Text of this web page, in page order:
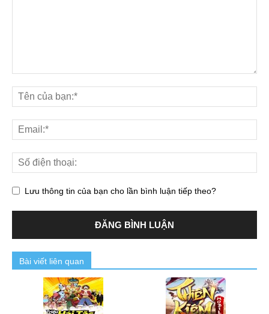
Lưu thông tin của bạn cho lần bình luận tiếp theo?
Bài viết liên quan